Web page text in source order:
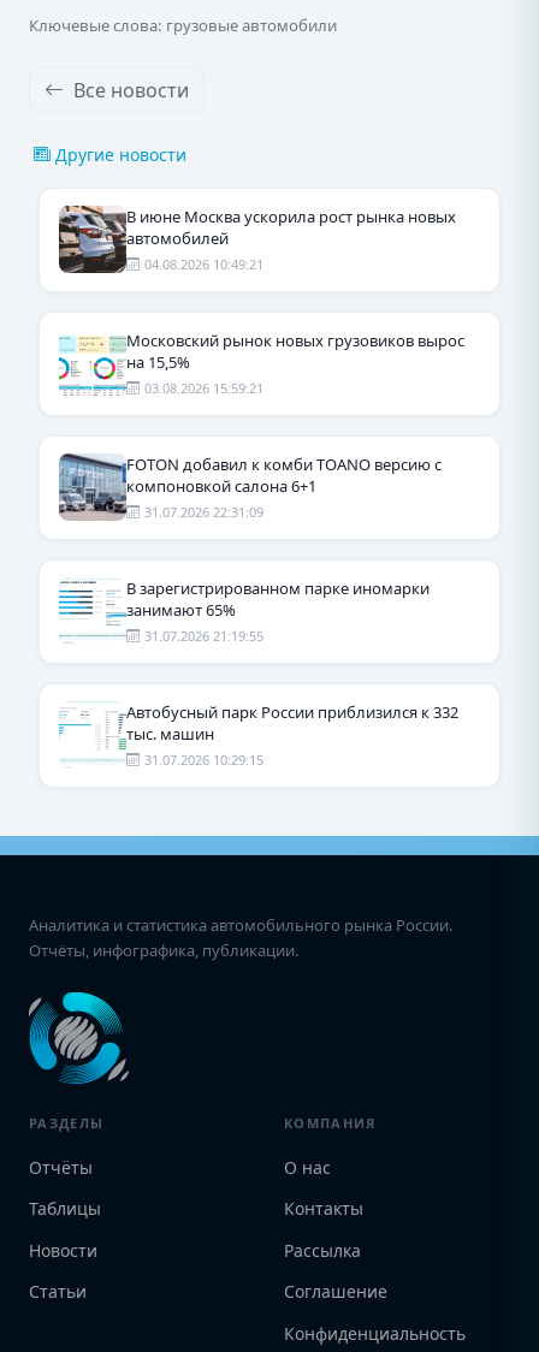
Ключевые слова: грузовые автомобили
Все новости
Другие новости
В июне Москва ускорила рост рынка новых
автомобилей
04.08.2026 10:49:21
Московский рынок новых грузовиков вырос
на 15,5%
03.08.2026 15:59:21
FOTON добавил к комби TOANO версию с
компоновкой салона 6+1
31.07.2026 22:31:09
В зарегистрированном парке иномарки
занимают 65%
31.07.2026 21:19:55
Автобусный парк России приблизился к 332
тыс. машин
31.07.2026 10:29:15
Аналитика и статистика автомобильного рынка России.
Отчёты, инфографика, публикации.
РАЗДЕЛЫ
Отчёты
Таблицы
Новости
Статьи
КОМПАНИЯ
О нас
Контакты
Рассылка
Соглашение
Конфиденциальность